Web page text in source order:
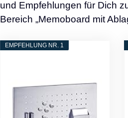
und Empfehlungen für Dich
Bereich „Memoboard mit
EMPFEHLUNG NR. 1